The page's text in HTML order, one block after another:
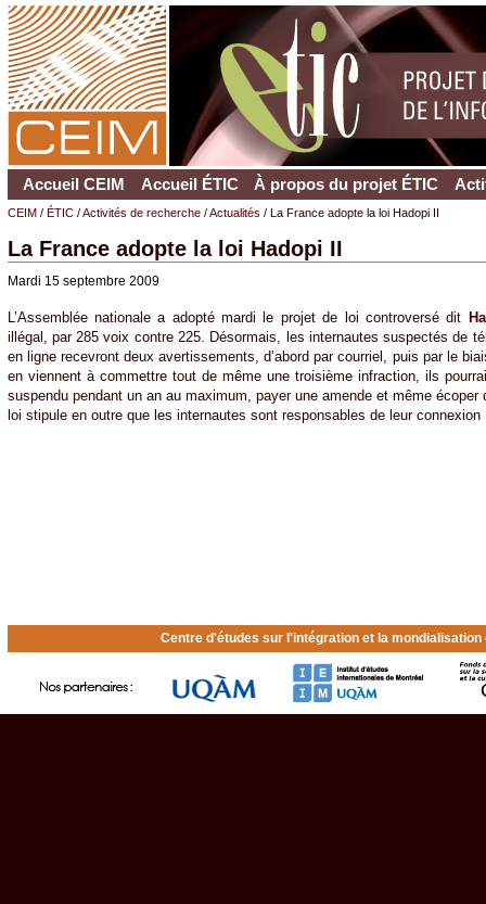
Accueil CEIM Accueil ÉTIC À propos du projet ÉTIC
CEIM/ ÉTIC/Activités de recherche/Actualités / La France adopte la loi Hadopi II
La France adopte la loi Hadopi II
Mardi 15 septembre 2009
L’Assemblée nationale a adopté mardi le projet de loi controversé dit
illégal, par 285 voix contre 225. Désormais, les internautes suspectés de
en ligne recevront deux avertissements, d’abord par courriel, puis par le
en viennent à commettre tout de même une troisième infraction, ils
suspendu pendant un an au maximum, payer une amende et même écoper
loi stipule en outre que les internautes sont responsables de leur connexion
Centre d'études sur l'intégration et la mondialisation